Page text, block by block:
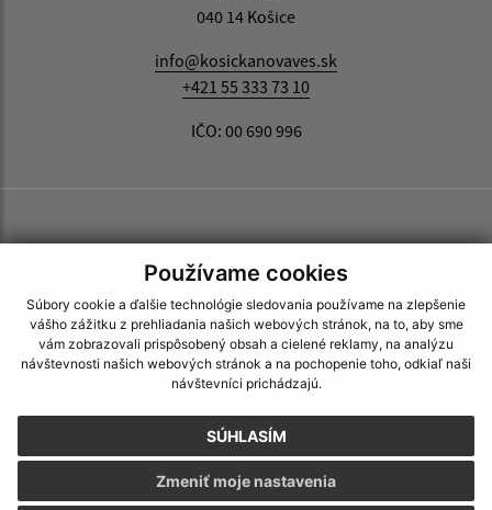
Používame cookies
Súbory cookie a ďalšie technológie sledovania používame na zlepšenie
vášho zážitku z prehliadania našich webových stránok, na to, aby sme
vám zobrazovali prispôsobený obsah a cielené reklamy, na analýzu
návštevnosti našich webových stránok a na pochopenie toho, odkiaľ naši
návštevníci prichádzajú.
SÚHLASÍM
Zmeniť moje nastavenia
040 14 Košice
info@kosickanovaves.sk
+421 55 333 73 10
IČO: 00 690 996